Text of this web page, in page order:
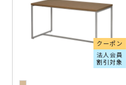
クーポン
法人会員
割引対象